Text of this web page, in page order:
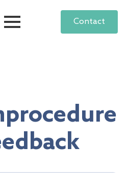
Contact